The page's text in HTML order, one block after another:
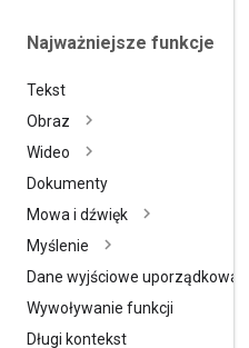
Najważniejsze funkcje
Tekst
Obraz
Wideo
Dokumenty
Mowa i dźwięk
Myślenie
Dane wyjściowe uporządkowane
Wywoływanie funkcji
Długi kontekst